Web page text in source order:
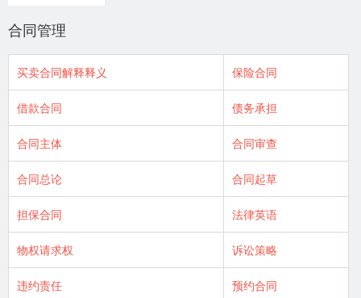
合同管理
买卖合同解释释义 保险合同
借款合同 债务承担
合同主体 合同审查
合同总论 合同起草
担保合同 法律英语
物权请求权 诉讼策略
违约责任 预约合同